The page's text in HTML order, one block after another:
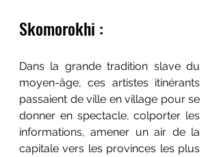
Skomorokhi :
Dans la grande tradition slave du
moyen-âge, ces artistes itinérants
passaient de ville en village pour se
donner en spectacle, colporter les
informations, amener un air de la
capitale vers les provinces les plus